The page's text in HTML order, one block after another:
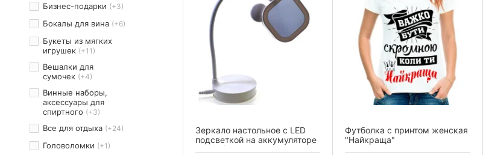
Зеркало настольное с LED
подсветкой на аккумуляторе
белое (28×10×10 см)
Футболка с принтом женская
"Найкраща"
Бизнес-подарки (+3)
Бокалы для вина (+6)
Букеты из мягких
игрушек (+11)
Вешалки для
сумочек (+4)
Винные наборы,
аксессуары для
спиртного (+3)
Все для отдыха (+24)
Головоломки (+1)